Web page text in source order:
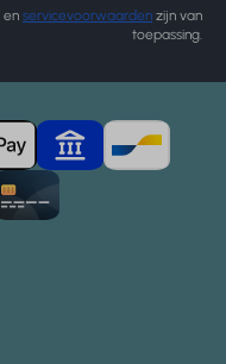
en servicevoorwaarden zijn van
toepassing.